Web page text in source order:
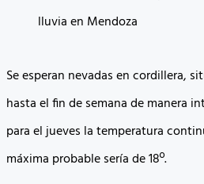
Se esperan nevadas en cordillera,
hasta el fin de semana de manera
para el jueves la temperatura
máxima probable sería de 18º.